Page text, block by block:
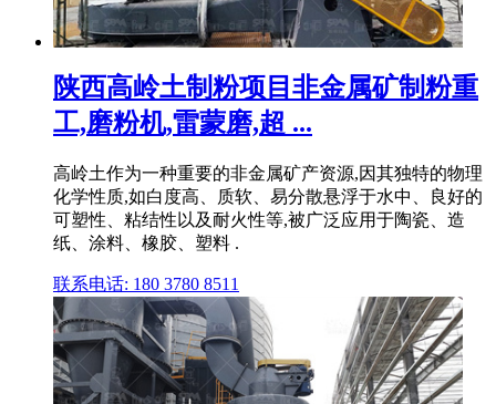
陕西高岭土制粉项目非金属矿制粉重
工,磨粉机,雷蒙磨,超 ...
高岭土作为一种重要的非金属矿产资源,因其独特的物理
化学性质,如白度高、质软、易分散悬浮于水中、良好的
可塑性、粘结性以及耐火性等,被广泛应用于陶瓷、造
纸、涂料、橡胶、塑料 .
联系电话: 180 3780 8511